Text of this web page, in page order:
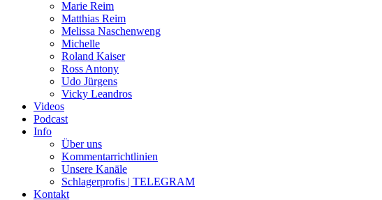
Marie Reim
Matthias Reim
Melissa Naschenweng
Michelle
Roland Kaiser
Ross Antony
Udo Jürgens
Vicky Leandros
Videos
Podcast
Info
Über uns
Kommentarrichtlinien
Unsere Kanäle
Schlagerprofis | TELEGRAM
Kontakt